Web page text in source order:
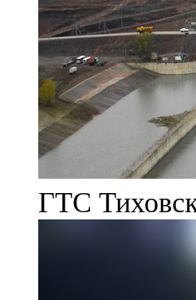
ГТС